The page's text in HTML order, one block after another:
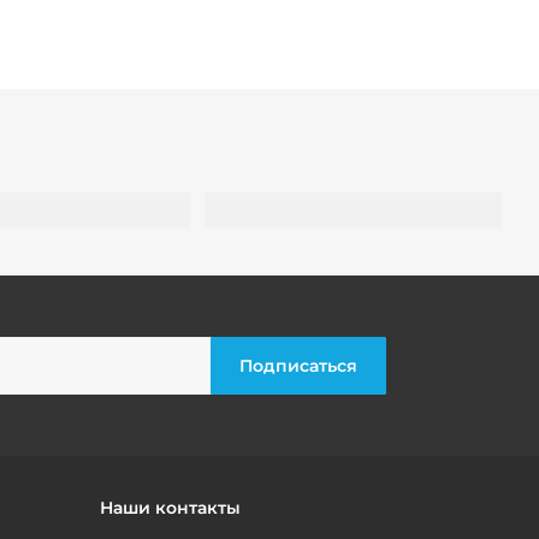
Наши контакты